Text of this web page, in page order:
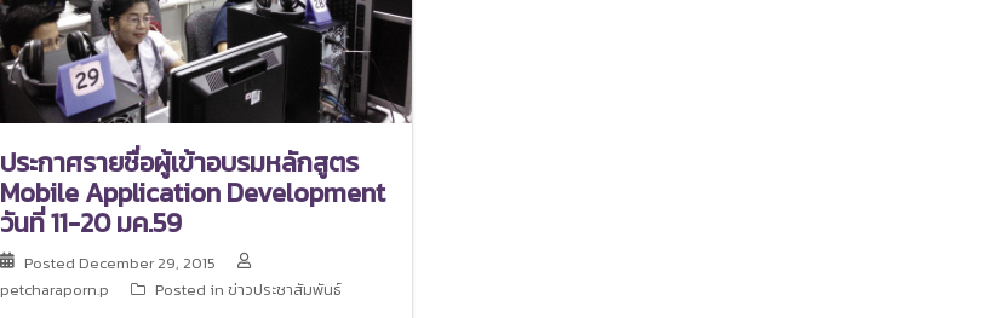
ประกาศรายชื่อผู้เข้าอบรมหลักสูตร
Mobile Application Development
วันที่ 11-20 มค.59
Posted December 29, 2015
petcharaporn.p
Posted in ข่าวประชาสัมพันธ์